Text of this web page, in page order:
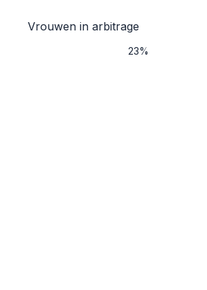
Vrouwen in arbitrage
23%